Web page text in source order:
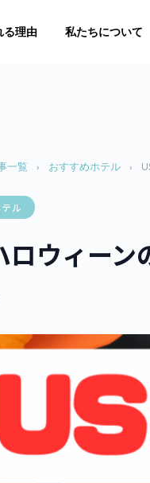
る理由 私たちについて
一覧 › おすすめホテル ›
ル
ロウィー